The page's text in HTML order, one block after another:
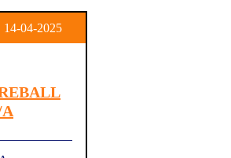
14-04-2025